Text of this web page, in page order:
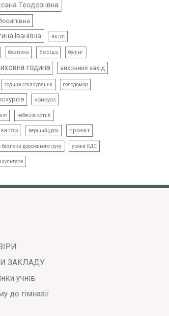
Теодозіївна
Іванівна
акція
безпека бесіда булінг
година виховний захід
година спілкування голодомор
конкурс
небесна сотня
перший урок проєкт
безпеки дорожнього руху уроки ЯДС
ЗАКЛАДУ
учнів
до гімназії